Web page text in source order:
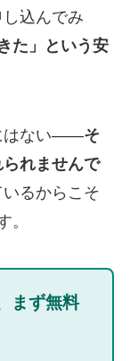
込んでみ
た」という安
はない——そ
れませんで
るからこそ
。
まず無料